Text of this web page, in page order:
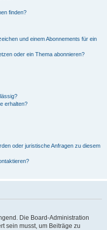
finden?
und einem Abonnements für ein
oder ein Thema abonnieren?
erhalten?
oder juristische Anfragen zu diesem
Die Board-Administration
sein musst, um Beiträge zu